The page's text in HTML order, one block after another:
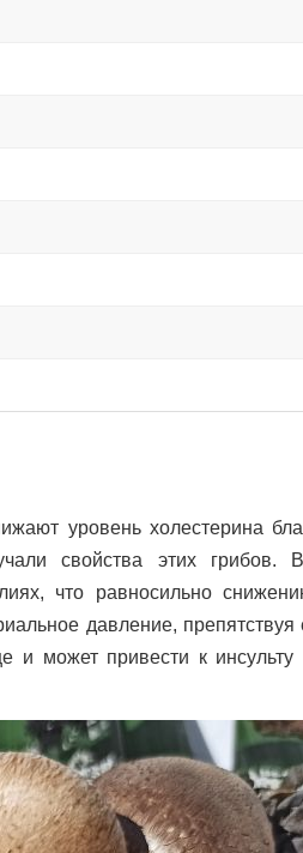
уровень холестерина
свойства этих грибов.
что равносильно
давление,
и может привести к